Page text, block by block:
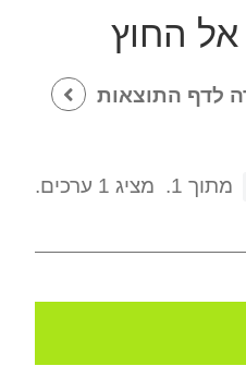
החוץ
לדף התוצאות
מתוך 1.
מציג 1 ערכים.